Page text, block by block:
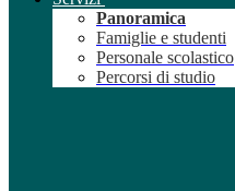
Panoramica
Famiglie e studenti
Personale scolastico
Percorsi di studio